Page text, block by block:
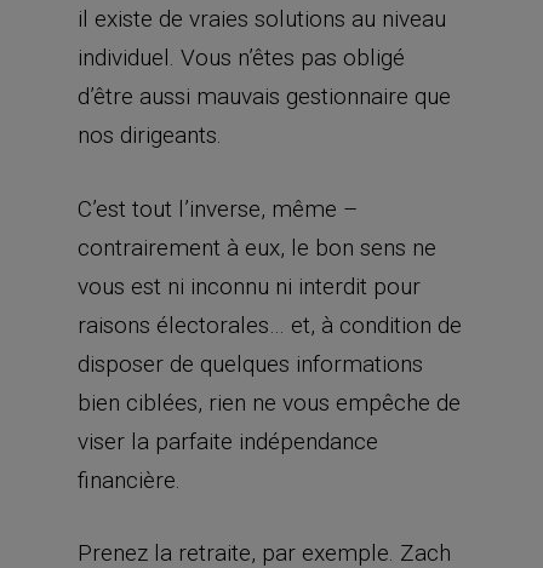
il existe de vraies solutions au niveau
individuel. Vous n’êtes pas obligé
d’être aussi mauvais gestionnaire que
nos dirigeants.
C’est tout l’inverse, même –
contrairement à eux, le bon sens ne
vous est ni inconnu ni interdit pour
raisons électorales… et, à condition de
disposer de quelques informations
bien ciblées, rien ne vous empêche de
viser la parfaite indépendance
financière.
Prenez la retraite, par exemple. Zach